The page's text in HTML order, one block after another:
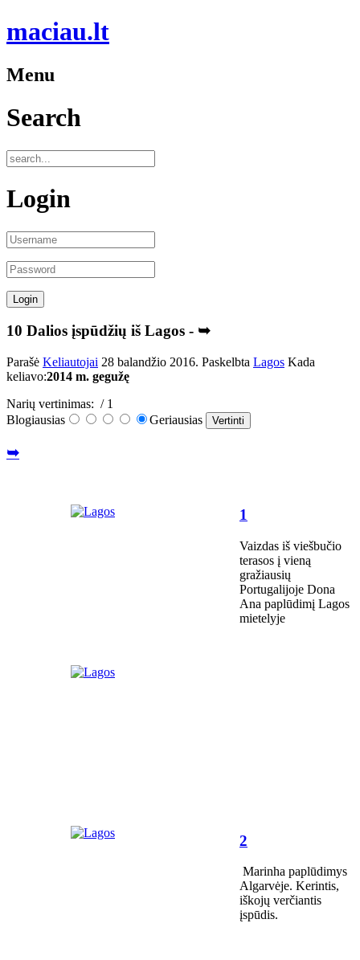
maciau.lt
Menu
Search
Login
10 Dalios įspūdžių iš Lagos - ➥
Parašė Keliautojai 28 balandžio 2016. Paskelbta Lagos Kada
keliavo:2014 m. gegužę
Narių vertinimas: / 1
Blogiausias
Geriausias
➥
1
Vaizdas iš viešbučio
terasos į vieną
gražiausių
Portugalijoje Dona
Ana paplūdimį Lagos
mietelyje
2
Marinha paplūdimys
Algarvėje. Kerintis,
iškojų verčiantis
įspūdis.